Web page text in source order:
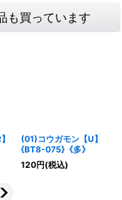
も買っています
(01)コウガモン【U】
{BT8-075}《多》
120円(税込)